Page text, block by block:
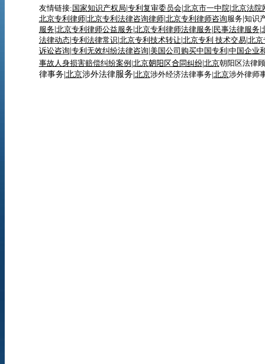
友情链接: 国家知识产权局 专利复审委员会| 北京市一中院| 北京法院
北京专利律师| 北京专利法律咨询律师| 北京专利律师咨询服务| 知识
服务| 北京专利律师公益服务| 北京专利律师法律服务| 民事法律服务|
法律动态| 专利 法律常识 北京专利技术转让 北京专利 技术交易| 北京
诉讼咨询 专利无效纠纷法律咨询 美国公司购买中国专利 |中国企业
事故人身损害赔偿纠纷案例 |北京朝阳区合同纠纷| 北京朝阳区法律
律事务| 北京涉外法律服务|北京涉外经济法律事务|北京涉外律师